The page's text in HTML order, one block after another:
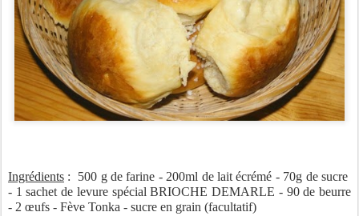
Ingrédients :
500 g de farine - 200ml de lait écrémé - 70g de sucre
- 1 sachet de levure spécial BRIOCHE DEMARLE - 90 de beurre
- 2 œufs - Fève Tonka - sucre en grain (facultatif)